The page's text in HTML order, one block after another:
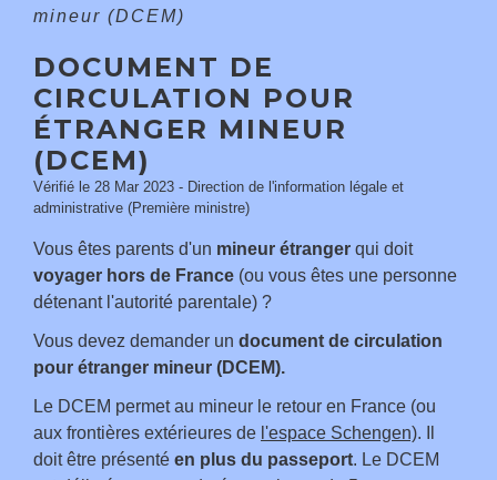
mineur (DCEM)
DOCUMENT DE
CIRCULATION POUR
ÉTRANGER MINEUR
(DCEM)
Vérifié le 28 Mar 2023 - Direction de l'information légale et
administrative (Première ministre)
Vous êtes parents d'un mineur étranger qui doit
voyager hors de France (ou vous êtes une personne
détenant l'autorité parentale) ?
Vous devez demander un document de circulation
pour étranger mineur (DCEM).
Le DCEM permet au mineur le retour en France (ou
aux frontières extérieures de l'espace Schengen). Il
doit être présenté en plus du passeport. Le DCEM